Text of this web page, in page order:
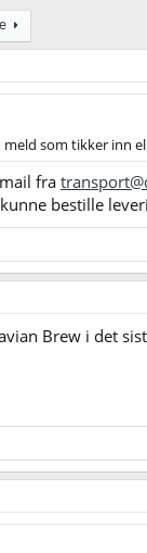
som tikker inn
fra
bestille
Brew i det